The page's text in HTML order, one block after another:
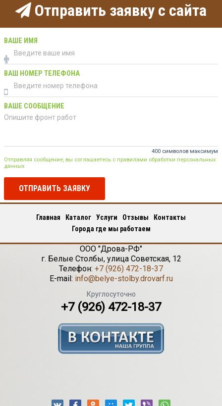
Отправить заявку с сайта
ВАШЕ ИМЯ
ВАШ НОМЕР ТЕЛЕФОНА
ВАШЕ СООБЩЕНИЕ
400 символов максимум
Отправляя сообщение, вы соглашаетесь с правилами обработки персональных
данных
ОТПРАВИТЬ ЗАЯВКУ
Главная Каталог Услуги Отзывы
Контакты
Города где мы работаем
ООО "Дрова-РФ"
г. Белые Столбы, улица Советская, 12
Телефон: +7 (926) 472-18-37
E-mail: info@belye-stolby.drovarf.ru
Круглосуточно
+7 (926) 472-18-37